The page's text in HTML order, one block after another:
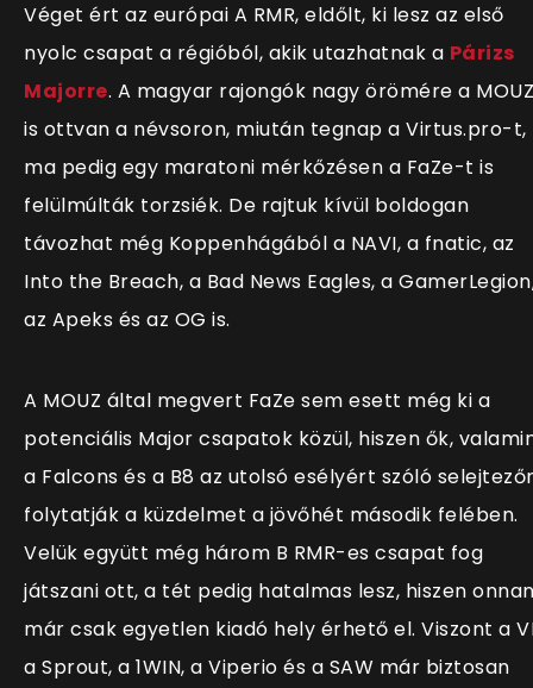
Véget ért az európai A RMR, eldőlt, ki lesz az első
nyolc csapat a régióból, akik utazhatnak a Párizs
Majorre. A magyar rajongók nagy örömére a MOUZ
is ottvan a névsoron, miután tegnap a Virtus.pro-t,
ma pedig egy maratoni mérkőzésen a FaZe-t is
felülmúlták torzsiék. De rajtuk kívül boldogan
távozhat még Koppenhágából a NAVI, a fnatic, az
Into the Breach, a Bad News Eagles, a
az Apeks és az OG is.
A MOUZ által megvert FaZe sem esett még ki a
potenciális Major csapatok közül, hiszen ők,
a Falcons és a B8 az utolsó esélyért szóló
folytatják a küzdelmet a jövőhét második felében.
Velük együtt még három B RMR-es csapat fog
játszani ott, a tét pedig hatalmas lesz, hiszen
már csak egyetlen kiadó hely érhető el. Viszont a
a Sprout, a 1WIN, a Viperio és a SAW már biztosan